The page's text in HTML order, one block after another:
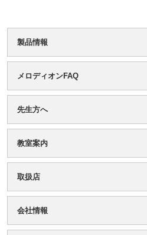
製品情報
メロディオンFAQ
先生方へ
教室案内
取扱店
会社情報